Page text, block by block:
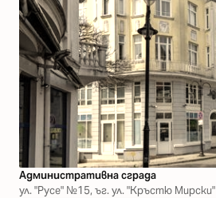
Административна сграда
ул. "Русе" №15, ъг. ул. "Кръстю Мирски"